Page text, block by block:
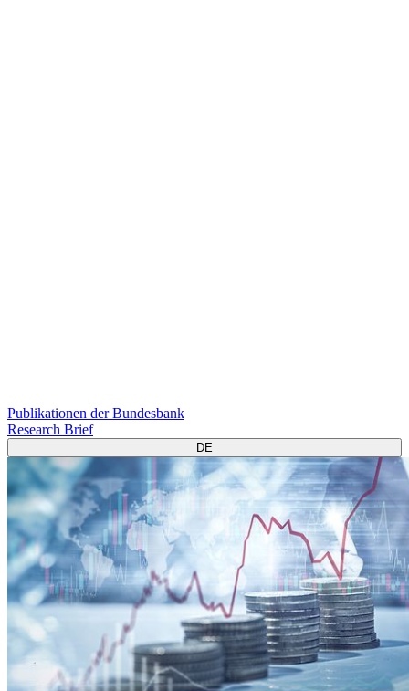
Publikationen der Bundesbank
Research Brief
DE